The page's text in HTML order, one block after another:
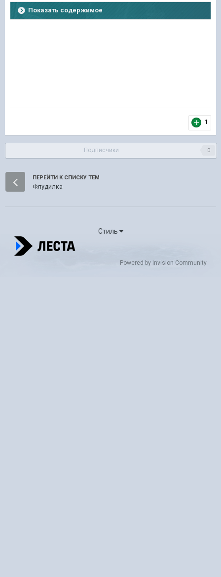
Показать содержимое
1
Подписчики 0
ПЕРЕЙТИ К СПИСКУ ТЕМ
Флудилка
Стиль
Powered by Invision Community